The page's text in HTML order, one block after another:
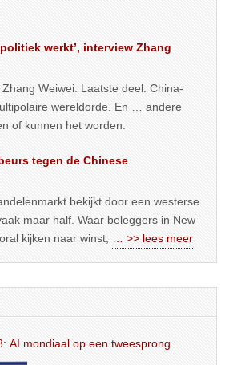
werkt’, interview Zhang
Weiwei. Laatste deel: China-
wereldorde. En … andere
of kunnen het worden.
tegen de Chinese
bekijkt door een westerse
maar half. Waar beleggers in New
kijken naar winst,
… >> lees meer
De Leestafel # 108: AI mondiaal op een tweesprong